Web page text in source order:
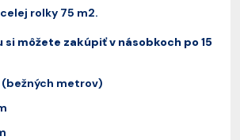
rolky 75 m2.
môžete zakúpiť v násobkoch po 15
(bežných metrov)